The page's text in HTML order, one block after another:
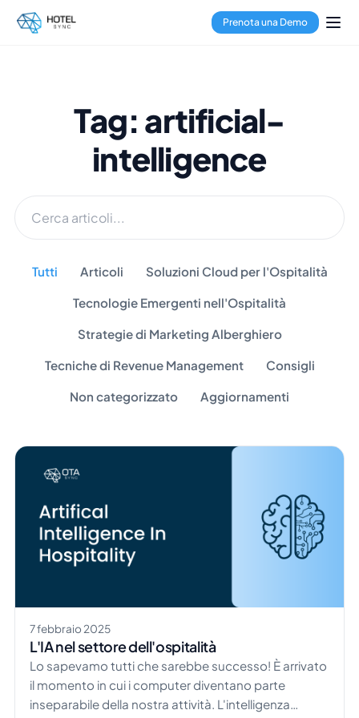
Prenota una Demo
Tag: artificial-
intelligence
Tutti Articoli Soluzioni Cloud per l'Ospitalità
Tecnologie Emergenti nell'Ospitalità
Strategie di Marketing Alberghiero
Tecniche di Revenue Management Consigli
Non categorizzato Aggiornamenti
7 febbraio 2025
L'IA nel settore dell'ospitalità
Lo sapevamo tutti che sarebbe successo! È arrivato
il momento in cui i computer diventano parte
inseparabile della nostra attività. L'intelligenza